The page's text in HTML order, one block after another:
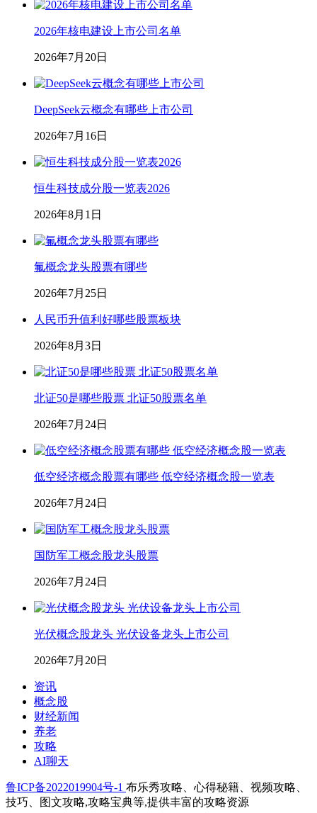
2026年核电建设上市公司名单
2026年7月20日
DeepSeek云概念有哪些上市公司
2026年7月16日
恒生科技成分股一览表2026
2026年8月1日
氟概念龙头股票有哪些
2026年7月25日
人民币升值利好哪些股票板块
2026年8月3日
北证50是哪些股票 北证50股票名单
2026年7月24日
低空经济概念股票有哪些 低空经济概念股一览表
2026年7月24日
国防军工概念股龙头股票
2026年7月24日
光伏概念股龙头 光伏设备龙头上市公司
2026年7月20日
资讯
概念股
财经新闻
养老
攻略
AI聊天
鲁ICP备2022019904号-1 布乐秀攻略、心得秘籍、视频攻略、
技巧、图文攻略,攻略宝典等,提供丰富的攻略资源